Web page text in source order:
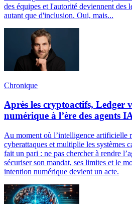
des équipes et l'autorité deviennent des
autant que d'inclusion. Oui, mais...
Chronique
Après les cryptoactifs, Ledger
numérique à l’ère des agents
Au moment où l’intelligence artificielle
cyberattaques et multiplie les systèmes
fait un pari : ne pas chercher à rendre
sécuriser son mandat, ses limites et le
intention numérique devient un acte.